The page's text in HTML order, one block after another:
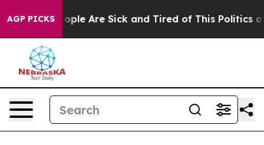
AGP PICKS
“People Are Sick and Tired of This Politics of